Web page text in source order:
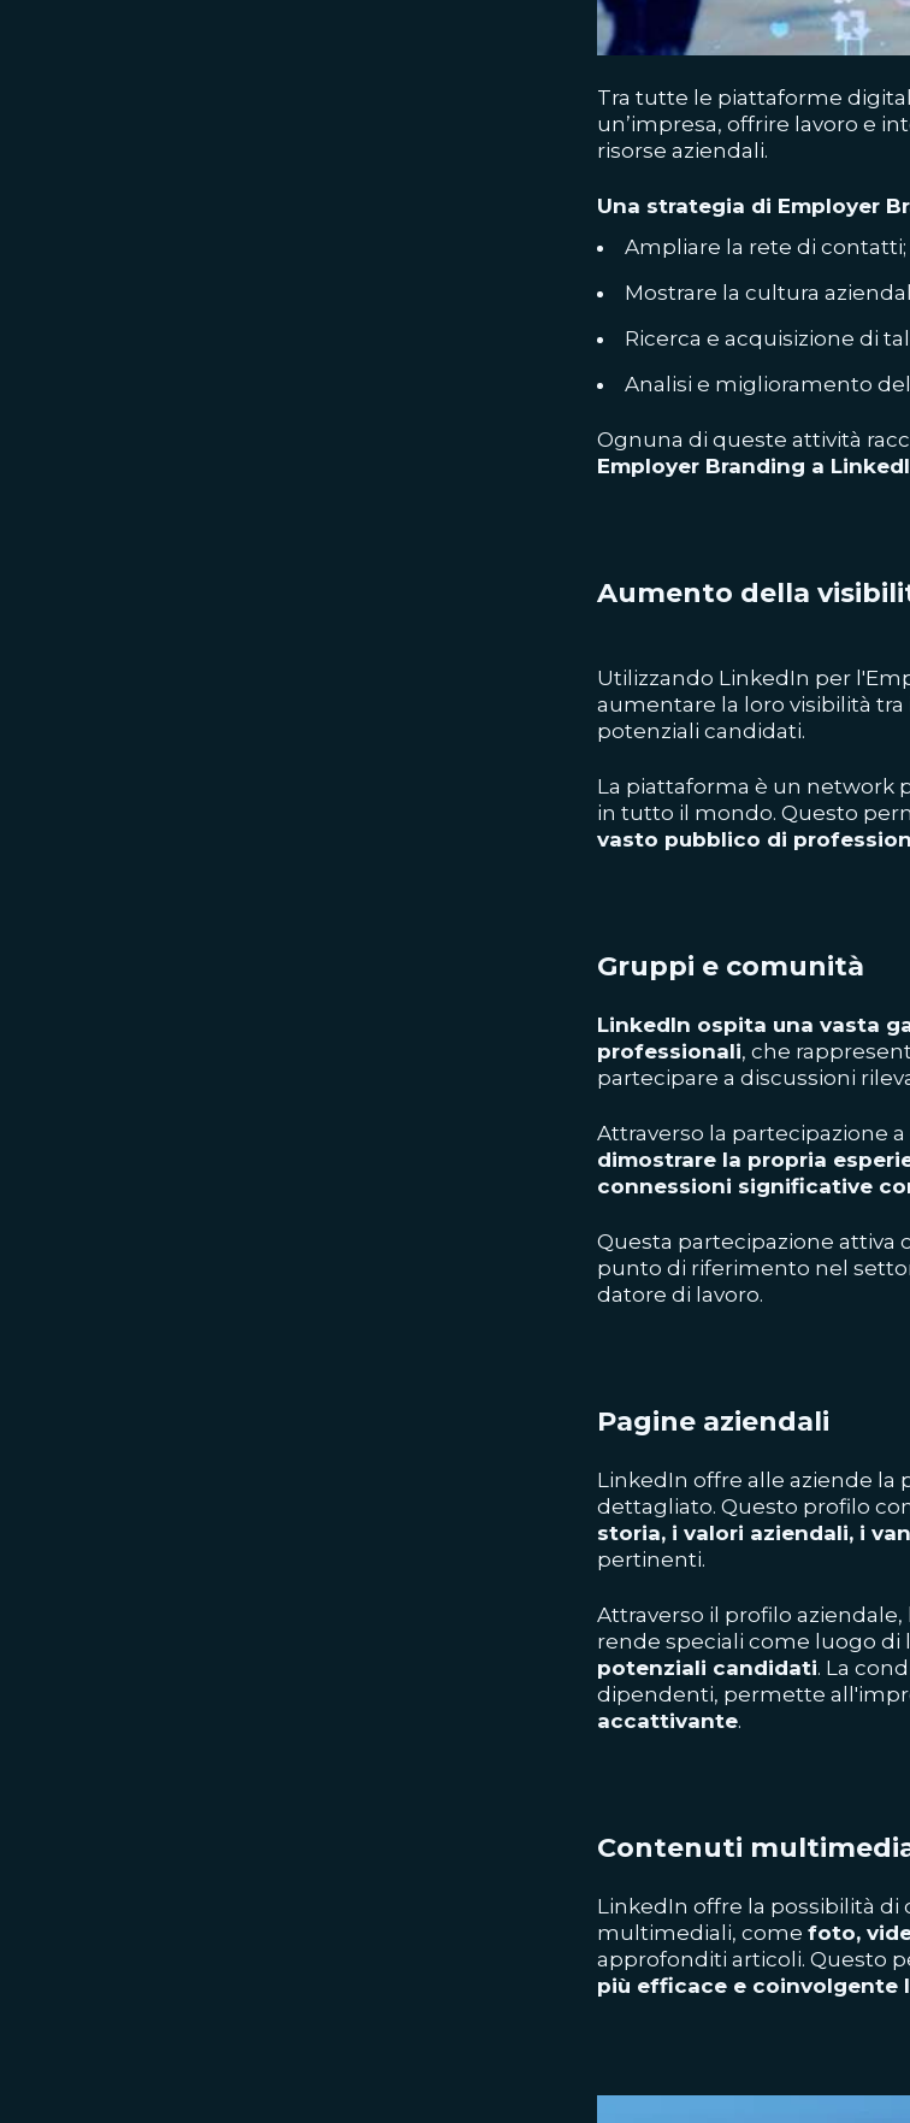
Tra tutte le piattaforme
un’impresa, offrire lavoro e
risorse aziendali.
Una strategia di Employer
Ampliare la rete di contatti;
Mostrare la cultura
Ricerca e acquisizione di
Analisi e miglioramento
Ognuna di queste attività
Employer Branding a
Aumento della
Utilizzando LinkedIn per
aumentare la loro visibilità
potenziali candidati.
La piattaforma è un network
in tutto il mondo. Questo
vasto pubblico di
Gruppi e comunità
LinkedIn ospita una vasta
professionali, che
partecipare a discussioni
Attraverso la partecipazione
dimostrare la propria
connessioni significative
Questa partecipazione attiva
punto di riferimento nel
datore di lavoro.
Pagine aziendali
LinkedIn offre alle aziende la
dettagliato. Questo profilo
storia, i valori aziendali, i
pertinenti.
Attraverso il profilo
rende speciali come luogo di
potenziali candidati. La
dipendenti, permette
accattivante.
Contenuti
LinkedIn offre la possibilità
multimediali, come foto,
approfonditi articoli. Questo
più efficace e coinvolgente